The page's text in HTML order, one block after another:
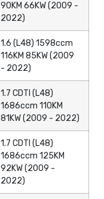
90KM 66KW (2009 -
2022)
1.6 (L48) 1598ccm
116KM 85KW (2009
- 2022)
1.7 CDTI (L48)
1686ccm 110KM
81KW (2009 - 2022)
1.7 CDTI (L48)
1686ccm 125KM
92KW (2009 -
2022)